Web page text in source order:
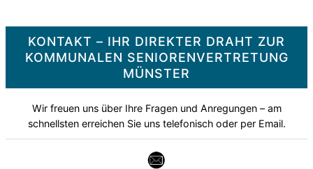
KONTAKT – IHR DIREKTER DRAHT ZUR
KOMMUNALEN SENIORENVERTRETUNG
MÜNSTER
Wir freuen uns über Ihre Fragen und Anregungen – am
schnellsten erreichen Sie uns telefonisch oder per Email.